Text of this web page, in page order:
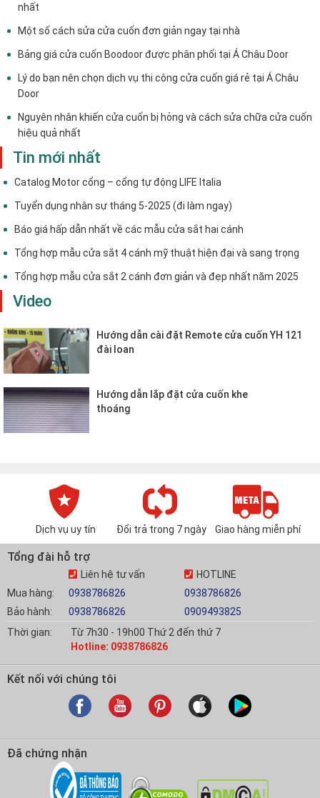
nhất
Một số cách sửa cửa cuốn đơn giản ngay tại nhà
Bảng giá cửa cuốn Boodoor được phân phối tại Á Châu Door
Lý do bạn nên chọn dịch vụ thi công cửa cuốn giá rẻ tại Á Châu
Door
Nguyên nhân khiến cửa cuốn bị hỏng và cách sửa chữa cửa cuốn
hiệu quả nhất
Tin mới nhất
Catalog Motor cổng – cổng tự động LIFE Italia
Tuyển dụng nhân sự tháng 5-2025 (đi làm ngay)
Báo giá hấp dẫn nhất về các mẫu cửa sắt hai cánh
Tổng hợp mẫu cửa sắt 4 cánh mỹ thuật hiện đại và sang trọng
Tổng hợp mẫu cửa sắt 2 cánh đơn giản và đẹp nhất năm 2025
Video
Hướng dẫn cài đặt Remote cửa cuốn YH 121
đài loan
Hướng dẫn lắp đặt cửa cuốn khe
thoáng
Dịch vụ uy tín Đổi trả trong 7 ngày Giao hàng miễn phí
Tổng đài hỗ trợ
Mua hàng:
Bảo hành:
Liên hệ tư vấn
0938786826
0938786826
HOTLINE
0938786826
0909493825
Thời gian:
Từ 7h30 - 19h00 Thứ 2 đến thứ 7
Hotline: 0938786826
Kết nối với chúng tôi
Đã chứng nhận